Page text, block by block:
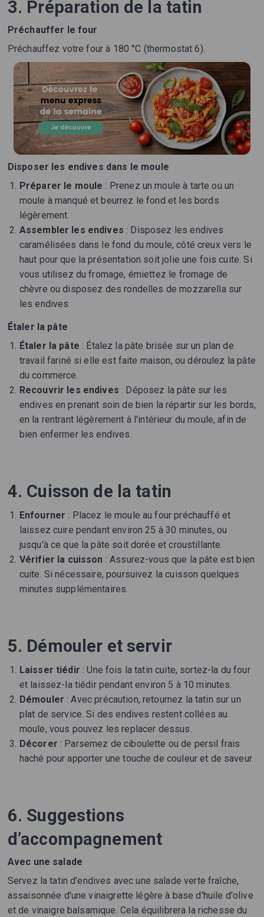
3. Préparation de la tatin
Préchauffer le four
Préchauffez votre four à 180 °C (thermostat 6).
Disposer les endives dans le moule
Préparer le moule : Prenez un moule à tarte ou un
moule à manqué et beurrez le fond et les bords
légèrement.
Assembler les endives : Disposez les endives
caramélisées dans le fond du moule, côté creux vers le
haut pour que la présentation soit jolie une fois cuite. Si
vous utilisez du fromage, émiettez le fromage de
chèvre ou disposez des rondelles de mozzarella sur
les endives.
Étaler la pâte
Étaler la pâte : Étalez la pâte brisée sur un plan de
travail fariné si elle est faite maison, ou déroulez la pâte
du commerce.
Recouvrir les endives : Déposez la pâte sur les
endives en prenant soin de bien la répartir sur les bords,
en la rentrant légèrement à l'intérieur du moule, afin de
bien enfermer les endives.
4. Cuisson de la tatin
Enfourner : Placez le moule au four préchauffé et
laissez cuire pendant environ 25 à 30 minutes, ou
jusqu'à ce que la pâte soit dorée et croustillante.
Vérifier la cuisson : Assurez-vous que la pâte est bien
cuite. Si nécessaire, poursuivez la cuisson quelques
minutes supplémentaires.
5. Démouler et servir
Laisser tiédir : Une fois la tatin cuite, sortez-la du four
et laissez-la tiédir pendant environ 5 à 10 minutes.
Démouler : Avec précaution, retournez la tatin sur un
plat de service. Si des endives restent collées au
moule, vous pouvez les replacer dessus.
Décorer : Parsemez de ciboulette ou de persil frais
haché pour apporter une touche de couleur et de saveur.
6. Suggestions
d’accompagnement
Avec une salade
Servez la tatin d'endives avec une salade verte fraîche,
assaisonnée d'une vinaigrette légère à base d'huile d'olive
et de vinaigre balsamique. Cela équilibrera la richesse du